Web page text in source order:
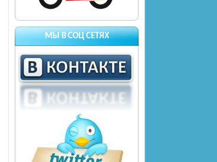
МЫ В СОЦ СЕТЯХ